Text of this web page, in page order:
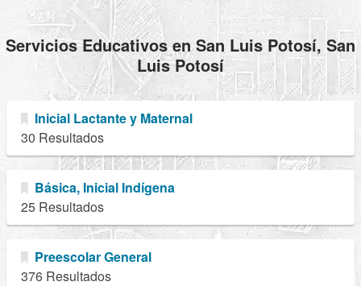
Servicios Educativos en San Luis Potosí, San
Luis Potosí
Inicial Lactante y Maternal
30 Resultados
Básica, Inicial Indígena
25 Resultados
Preescolar General
376 Resultados